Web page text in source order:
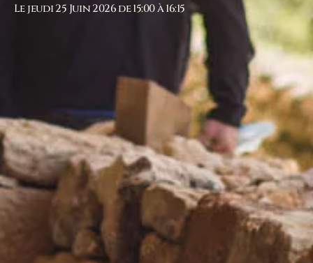
Le jeudi 25 Juin 2026 de 15:00 à 16:15